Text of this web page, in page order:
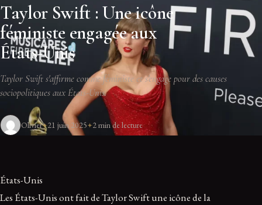
Taylor Swift : Une icône
féministe engagée aux
États-Unis
Taylor Swift s'affirme comme féministe et s'engage pour des causes
sociopolitiques aux États-Unis.
Olivier 21 juin 2025 2 min de lecture
États-Unis
Les États-Unis ont fait de Taylor Swift une icône de la